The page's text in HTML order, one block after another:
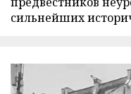
сильнейших